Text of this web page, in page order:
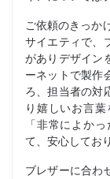
ご依頼のきっか
サイエティで、
がありデザイン
ーネットで製作
ろ、担当者の対
り嬉しいお言
「非常によか
て、安心してお
ブレザーに合わ